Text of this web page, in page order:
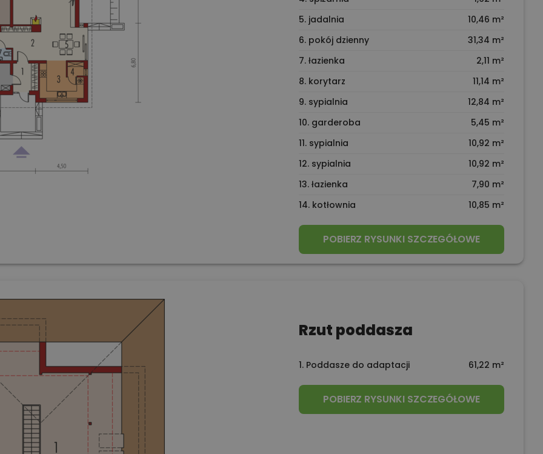
5. jadalnia
10,46 m²
6. pokój dzienny
31,34 m²
7. łazienka
2,11 m²
8. korytarz
11,14 m²
9. sypialnia
12,84 m²
10. garderoba
5,45 m²
11. sypialnia
10,92 m²
12. sypialnia
10,92 m²
13. łazienka
7,90 m²
14. kotłownia
10,85 m²
POBIERZ RYSUNKI SZCZEGÓŁOWE
Rzut poddasza
1. Poddasze do adaptacji 61,22 m²
POBIERZ RYSUNKI SZCZEGÓŁOWE